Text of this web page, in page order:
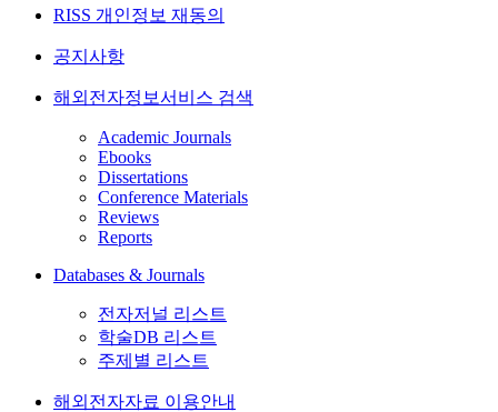
RISS 개인정보 재동의
공지사항
해외전자정보서비스 검색
Academic Journals
Ebooks
Dissertations
Conference Materials
Reviews
Reports
Databases & Journals
전자저널 리스트
학술DB 리스트
주제별 리스트
해외전자자료 이용안내